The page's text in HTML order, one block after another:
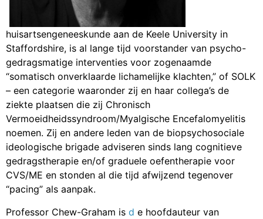
huisartsengeneeskunde aan de Keele University in
Staffordshire, is al lange tijd voorstander van psycho-
gedragsmatige interventies voor zogenaamde
“somatisch onverklaarde lichamelijke klachten,” of SOLK
– een categorie waaronder zij en haar collega’s de
ziekte plaatsen die zij Chronisch
Vermoeidheidssyndroom/Myalgische Encefalomyelitis
noemen. Zij en andere leden van de biopsychosociale
ideologische brigade adviseren sinds lang cognitieve
gedragstherapie en/of graduele oefentherapie voor
CVS/ME en stonden al die tijd afwijzend tegenover
“pacing” als aanpak.
Professor Chew-Graham is d e hoofdauteur van